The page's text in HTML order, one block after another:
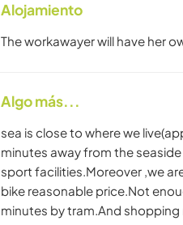
Alojamiento
The workawayer will have her
Algo más...
sea is close to where we
minutes away from the
sport facilities.Moreover ,we
bike reasonable price.Not
minutes by tram.And